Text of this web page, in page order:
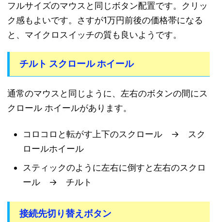
フルサイズのマウスと同じボタン配置です。クリッ
ク感もよいです。さすが1万円前後の価格帯になる
と、マイクロスイッチの質も良いようです。
チルト スクロール ホイール
通常のマウスと同じように、左右のボタンの間にス
クロール ホイールがあります。
コロコロと転がす上下のスクロール → スク
ロールホイール
スティックのように左右に倒すと左右のスクロ
ール → チルト
接続先切り替えボタン